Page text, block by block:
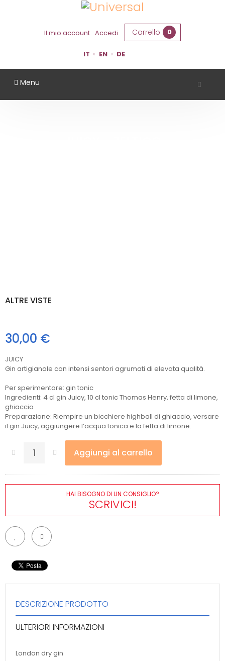
Il mio account Accedi Carrello 0
IT EN DE
Menu
ALTRE VISTE
30,00 €
JUICY
Gin artigianale con intensi sentori agrumati di elevata qualità.
Per sperimentare: gin tonic
Ingredienti: 4 cl gin Juicy, 10 cl tonic Thomas Henry, fetta di limone,
ghiaccio
Preparazione: Riempire un bicchiere highball di ghiaccio, versare
il gin Juicy, aggiungere l’acqua tonica e la fetta di limone.
Aggiungi al carrello
HAI BISOGNO DI UN CONSIGLIO?
SCRIVICI!
DESCRIZIONE PRODOTTO
ULTERIORI INFORMAZIONI
London dry gin